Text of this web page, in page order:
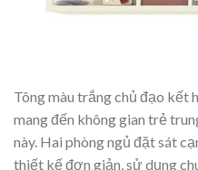
Tông màu trắng chủ đạo kết
mang đến không gian trẻ
này. Hai phòng ngủ đặt sát
thiết kế đơn giản, sử dụng